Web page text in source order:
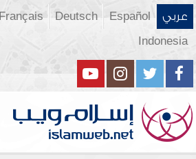
عربي Español
Deutsch
Français
Indonesia